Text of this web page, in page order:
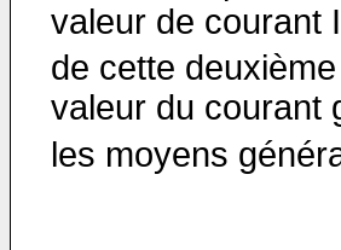
valeur de courant I
de cette
valeur du courant
les moyens